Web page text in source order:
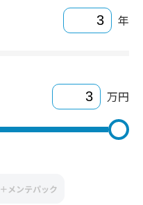
年
万円
＋メンテパック